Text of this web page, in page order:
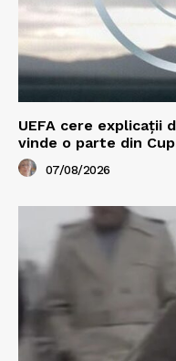
UEFA cere explicații
vinde o parte din
07/08/2026